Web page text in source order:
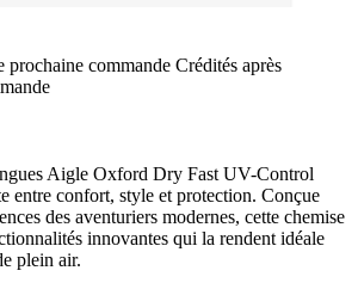
prochaine commande Crédités après
Aigle Oxford Dry Fast UV-Control
entre confort, style et protection. Conçue
des aventuriers modernes, cette chemise
innovantes qui la rendent idéale
plein air.